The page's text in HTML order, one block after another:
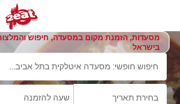
מסעדות, הזמנת מקום במסעדה, חיפוש
בישראל